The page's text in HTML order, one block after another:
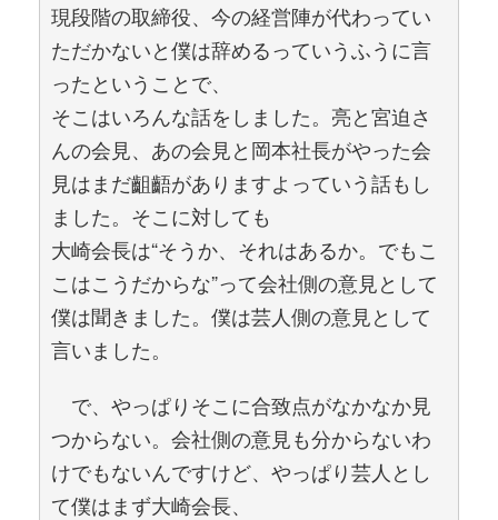
現段階の取締役、今の経営陣が代わってい
ただかないと僕は辞めるっていうふうに言
ったということで、
そこはいろんな話をしました。亮と宮迫さ
んの会見、あの会見と岡本社長がやった会
見はまだ齟齬がありますよっていう話もし
ました。そこに対しても
大崎会長は“そうか、それはあるか。でもこ
こはこうだからな”って会社側の意見として
僕は聞きました。僕は芸人側の意見として
言いました。
で、やっぱりそこに合致点がなかなか見
つからない。会社側の意見も分からないわ
けでもないんですけど、やっぱり芸人とし
て僕はまず大崎会長、